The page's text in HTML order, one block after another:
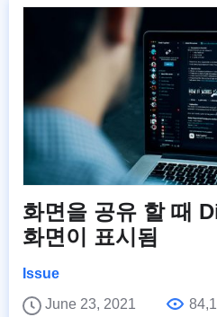
화면을 공유 할 때
화면이 표시됨
Issue
June 23, 2021